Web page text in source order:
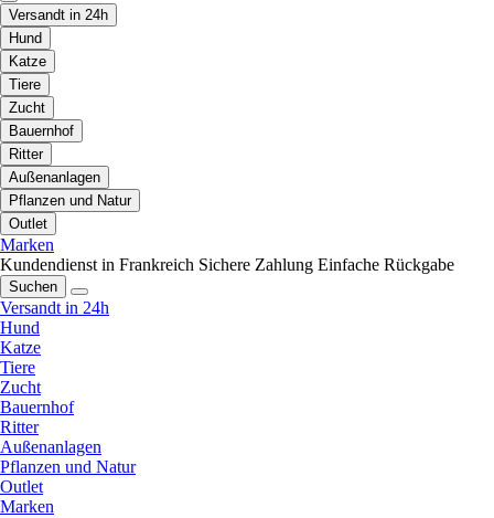
Versandt in 24h
Hund
Katze
Tiere
Zucht
Bauernhof
Ritter
Außenanlagen
Pflanzen und Natur
Outlet
Marken
Kundendienst in Frankreich Sichere Zahlung Einfache Rückgabe
Suchen
Versandt in 24h
Hund
Katze
Tiere
Zucht
Bauernhof
Ritter
Außenanlagen
Pflanzen und Natur
Outlet
Marken